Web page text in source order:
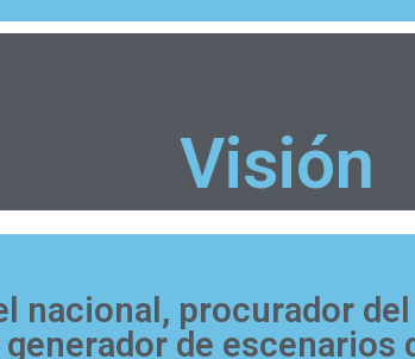
Visión
nacional, procurador
de